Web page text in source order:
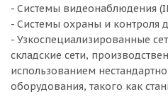
- Системы видеонаблюдения
- Системы охраны и контроля
- Узкоспециализированные
складские сети,
использованием
оборудования, такого как